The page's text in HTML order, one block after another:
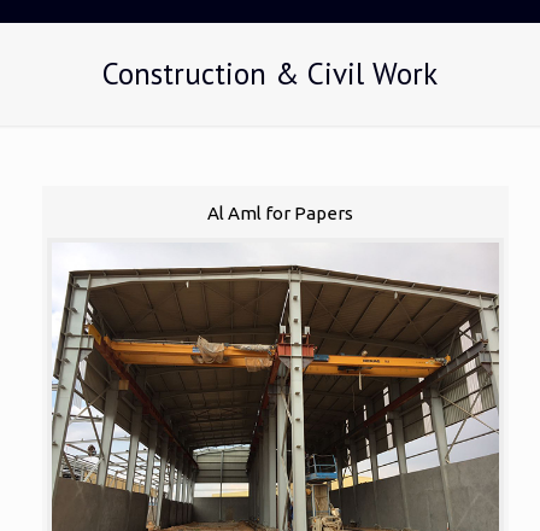
Construction & Civil Work
Al Aml for Papers